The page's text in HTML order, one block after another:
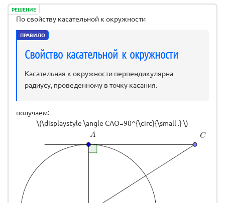
РЕШЕНИЕ
По свойству касательной к окружности
ПРАВИЛО
Свойство касательной к окружности
Касательная к окружности перпендикулярна
радиусу, проведенному в точку касания.
получаем:
\(\displaystyle \angle CAO=90^{\circ}{\small .} \)